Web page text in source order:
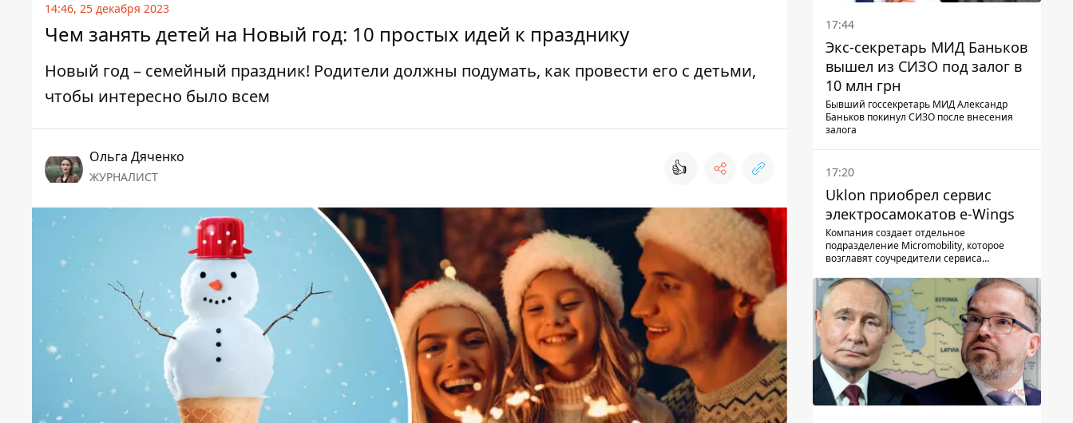
14:46, 25 декабря 2023
Чем занять детей на Новый год: 10 простых идей к празднику
Новый год – семейный праздник! Родители должны подумать, как провести его с детьми,
чтобы интересно было всем
Ольга Дяченко
ЖУРНАЛИСТ 👍
17:44
Экс-секретарь МИД Баньков
вышел из СИЗО под залог в
10 млн грн
Бывший госсекретарь МИД Александр
Баньков покинул СИЗО после внесения
залога
17:20
Uklon приобрел сервис
электросамокатов e-Wings
Компания создает отдельное
подразделение Micromobility, которое
возглавят соучредители сервиса